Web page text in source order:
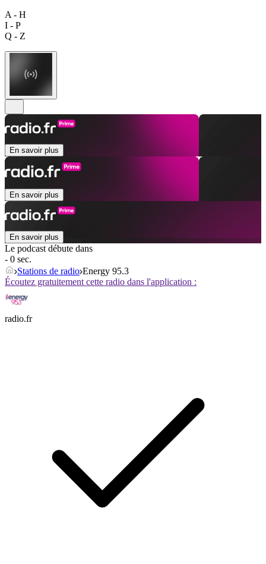
A - H
I - P
Q - Z
En savoir plus
En savoir plus
En savoir plus
Le podcast débute dans
- 0 sec.
Stations de radio Energy 95.3
Écoutez gratuitement cette radio dans l'application :
radio.fr